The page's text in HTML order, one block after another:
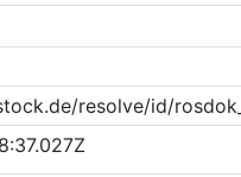
resolve/id/